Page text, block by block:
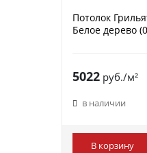
Потолок
Белое дерево
5022руб./м²
в наличии
В корзину